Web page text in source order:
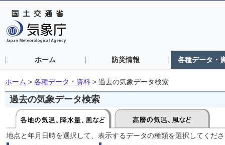
ホーム 防災情報 各種データ・
ホーム > 各種データ・資料 > 過去の気象データ検索
過去の気象データ検索
地点と年月日時を選択して、表示するデータの種類を選択してくだ